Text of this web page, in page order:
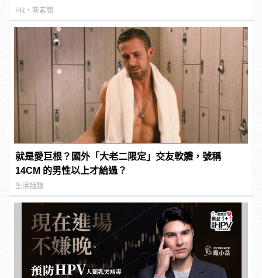
PR・新素簡
就是愛巨根？國外「大老二限定」交友軟體，號稱
14CM 的男性以上才給過？
生活話題